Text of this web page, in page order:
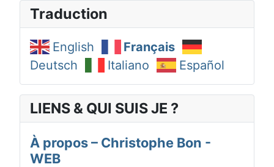
Traduction
English
Français
Deutsch
Italiano Español
LIENS & QUI SUIS JE ?
À propos – Christophe Bon -
WEB